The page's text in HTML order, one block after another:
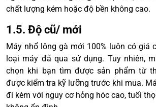
chất lượng kém hoặc độ bền không cao.
1.5. Độ cũ/ mới
Máy nhổ lông gà mới 100% luôn có giá
loại máy đã qua sử dụng. Tuy nhiên,
chọn khi bạn tìm được sản phẩm từ
được kiểm tra kỹ lưỡng trước khi mua.
đi kèm với nguy cơ hỏng hóc cao, tuổi